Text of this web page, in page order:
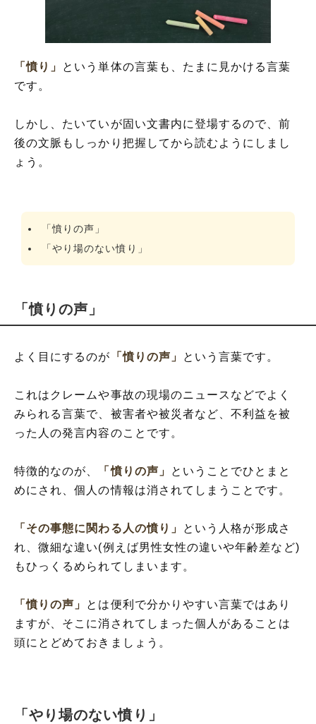
「憤り」
という単体の言葉も、たまに見かける言葉
です。
しかし、たいていが固い文書内に登場するので、前
後の文脈もしっかり把握してから読むようにしまし
ょう。
「憤りの声」
「やり場のない憤り」
「憤りの声」
よく目にするのが 「憤りの声」 という言葉です。
これはクレームや事故の現場のニュースなどでよく
みられる言葉で、被害者や被災者など、不利益を被
った人の発言内容のことです。
特徴的なのが、 「憤りの声」
ということでひとまと
めにされ、個人の情報は消されてしまうことです。
「その事態に関わる人の憤り」
という人格が形成さ
れ、微細な違い(例えば男性女性の違いや年齢差など)
もひっくるめられてしまいます。
「憤りの声」 とは便利で分かりやすい言葉ではあり
ますが、そこに消されてしまった個人があることは
頭にとどめておきましょう。
「やり場のない憤り」